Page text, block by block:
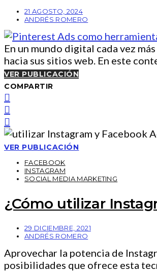
21 AGOSTO, 2024
ANDRÉS ROMERO
En un mundo digital cada vez
hacia sus sitios web. En este
VER PUBLICACIÓN
COMPARTIR
VER PUBLICACIÓN
FACEBOOK
INSTAGRAM
SOCIAL MEDIA MARKETING
¿Cómo utilizar
29 DICIEMBRE, 2021
ANDRÉS ROMERO
Aprovechar la potencia de
posibilidades que ofrece esta